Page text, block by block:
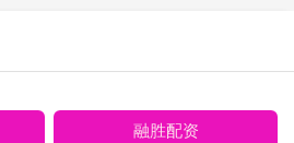
融胜配资